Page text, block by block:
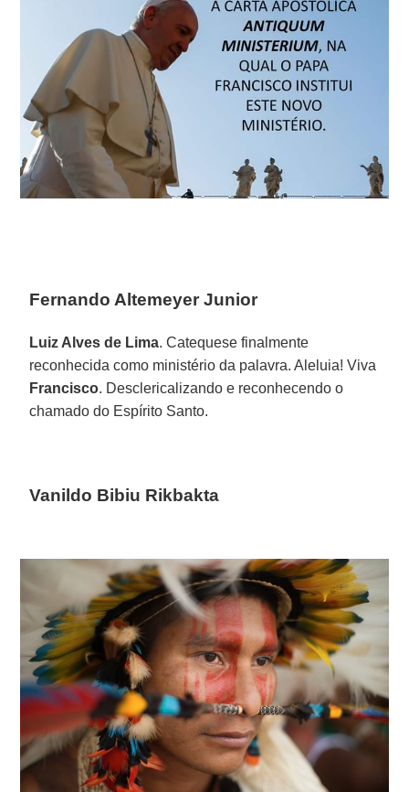
Fernando Altemeyer Junior
Luiz Alves de Lima. Catequese finalmente
reconhecida como ministério da palavra. Aleluia! Viva
Francisco. Desclericalizando e reconhecendo o
chamado do Espírito Santo.
Vanildo Bibiu Rikbakta